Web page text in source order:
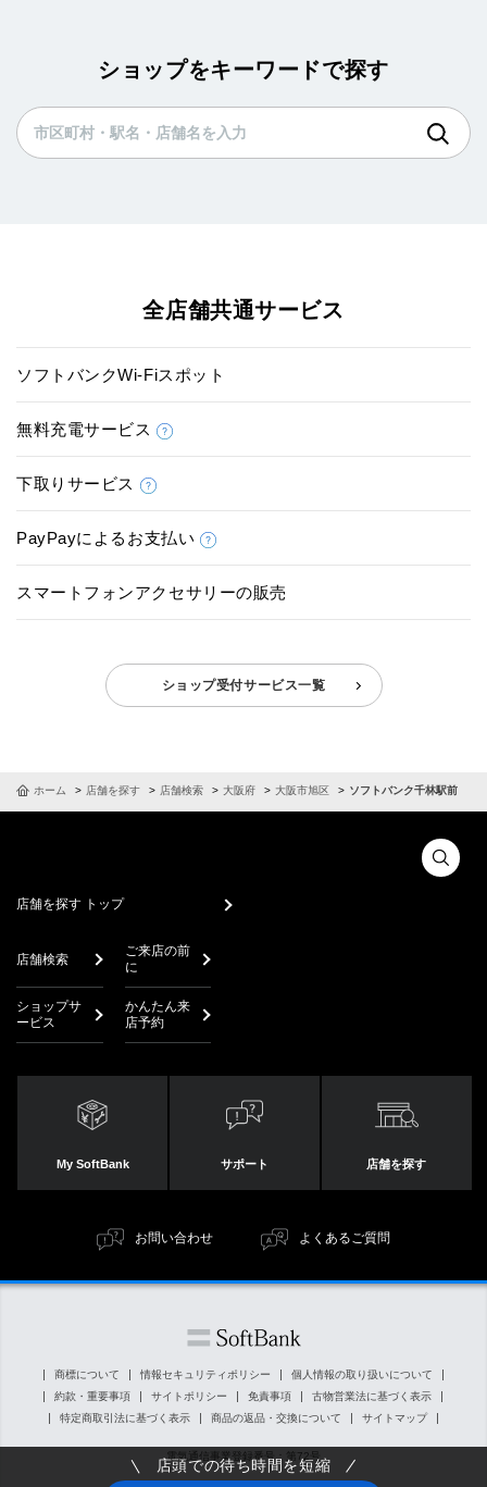
店頭での待ち時間を短縮
ショップをキーワードで探す
全店舗共通サービス
ソフトバンクWi-Fiスポット
無料充電サービス
下取りサービス
PayPayによるお支払い
スマートフォンアクセサリーの販売
ショップ受付サービス一覧
ホーム 店舗を探す 店舗検索 大阪府 大阪市旭区 ソフトバンク千林駅前
店舗を探す トップ
店舗検索
ご来店の前
に
ショップサ
ービス
かんたん来
店予約
My SoftBank サポート 店舗を探す
お問い合わせ よくあるご質問
商標について 情報セキュリティポリシー
個人情報の取り扱いについて
約款・重要事項
サイトポリシー 免責事項
古物営業法に基づく表示
特定商取引法に基づく表示
商品の返品・交換について サイトマップ
電気通信事業登録番号：第72号